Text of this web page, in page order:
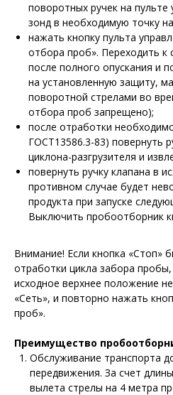
поворотных ручек на пульте
зонд в необходимую точку
нажать кнопку пульта
отбора проб». Переходить к
после полного опускания и
на установленную защиту,
поворотной стрелами во
отбора проб запрещено);
после отработки
ГОСТ13586.3-83) повернуть
циклона-разгрузителя и
повернуть ручку клапана в
противном случае будет
продукта при запуске
Выключить пробоотборник
Внимание! Если кнопка «Стоп»
отработки цикла забора
исходное верхнее положение
«Сеть», и повторно нажать
проб».
Преимущество
Обслуживание транспорта
передвижения. За счет
вылета стрелы на 4 метра